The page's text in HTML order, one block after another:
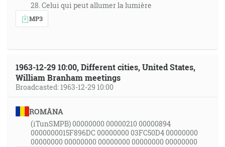
28. Celui qui peut allumer la lumière
MP3
1963-12-29 10:00, Different cities, United States,
William Branham meetings
Broadcasted: 1963-12-29 10:00
ROMÂNA
(iTunSMPB) 00000000 00000210 00000894
0000000015F896DC 00000000 03FC50D4 00000000
00000000 00000000 00000000 00000000 00000000